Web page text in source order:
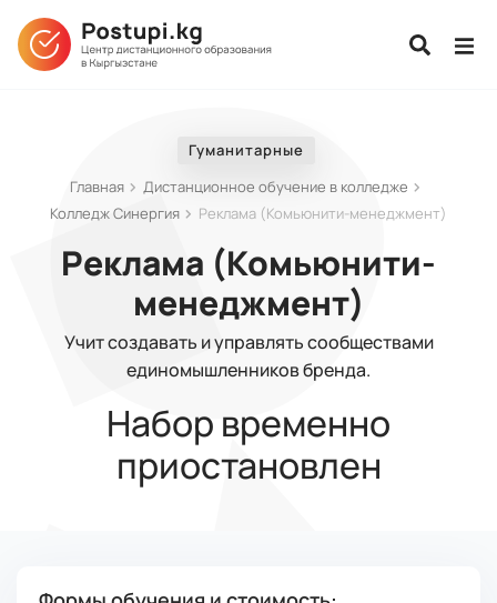
Гуманитарные
Главная
Дистанционное обучение в колледже
Колледж Синергия
Реклама (Комьюнити-менеджмент)
Реклама (Комьюнити-
менеджмент)
Учит создавать и управлять сообществами
единомышленников бренда.
Набор временно
приостановлен